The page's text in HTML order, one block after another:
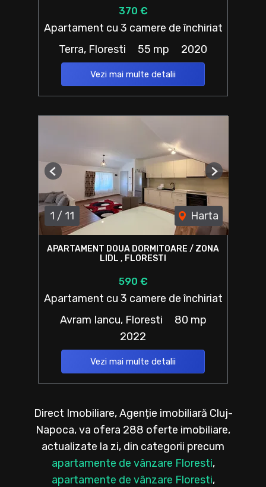
370 €
Apartament cu 3 camere de închiriat
Terra, Floresti
55 mp 2020
Vezi mai multe detalii
1 / 11 Harta
Previous Next
APARTAMENT DOUA DORMITOARE / ZONA
LIDL , FLORESTI
590 €
Apartament cu 3 camere de închiriat
Avram Iancu, Floresti
80 mp
2022
Vezi mai multe detalii
Direct Imobiliare, Agenție imobiliară Cluj-
Napoca, va ofera 288 oferte imobiliare,
actualizate la zi, din categorii precum
apartamente de vânzare Floresti,
apartamente de vânzare Floresti,